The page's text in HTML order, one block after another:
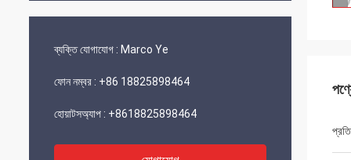
ব্যক্তি যোগাযোগ : Marco Ye
ফোন নম্বর : +86 18825898464
হোয়াটসঅ্যাপ : +8618825898464